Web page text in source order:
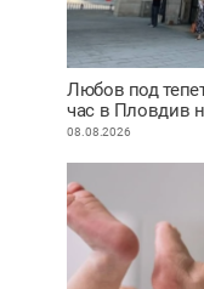
Любов под
час в Пловдив
08.08.2026